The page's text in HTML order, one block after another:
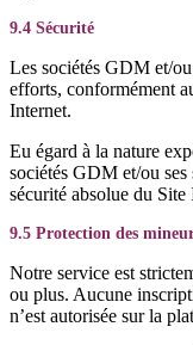
9.4 Sécurité
Les sociétés GDM et/
efforts, conformément
Internet.
Eu égard à la nature
sociétés GDM et/ou ses
sécurité absolue du
9.5 Protection des
Notre service est
ou plus. Aucune
n’est autorisée sur la